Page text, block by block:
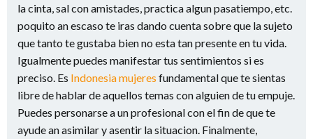
la cinta, sal con amistades, practica algun pasatiempo, etc.
poquito an escaso te iras dando cuenta sobre que la sujeto
que tanto te gustaba bien no esta tan presente en tu vida.
Igualmente puedes manifestar tus sentimientos si es
preciso. Es Indonesia mujeres fundamental que te sientas
libre de hablar de aquellos temas con alguien de tu empuje.
Puedes personarse a un profesional con el fin de que te
ayude an asimilar y asentir la situacion. Finalmente,